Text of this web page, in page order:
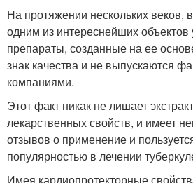
На протяжении нескольких веков,
одним из интереснейших
препараты, созданные на ее
знак качества и не выпускаются
компаниями.
Этот факт никак не лишает
лекарственных свойств, и имеет
отзывов о применение и
популярностью в лечении